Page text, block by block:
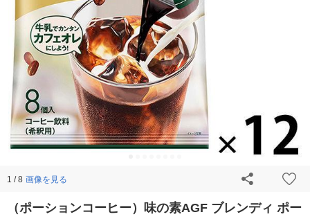
1 / 8 画像を見る
（ポーションコーヒー）味の素AGF ブレンディ ポー